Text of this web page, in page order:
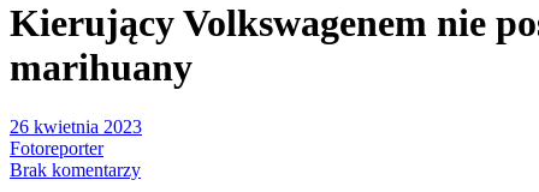
Kierujący Volkswagenem nie
marihuany
26 kwietnia 2023
Fotoreporter
Brak komentarzy